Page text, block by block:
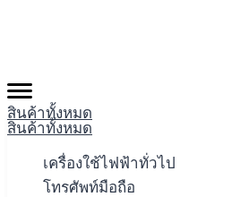
สินค้าทั้งหมด
สินค้าทั้งหมด
เครื่องใช้ไฟฟ้าทั่วไป
โทรศัพท์มือถือ